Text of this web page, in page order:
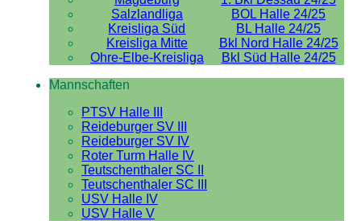
Salzlandliga
BOL Halle 24/25
Kreisliga Süd
BL Halle 24/25
Kreisliga Mitte
Bkl Nord Halle 24/25
Ohre-Elbe-Kreisliga
Bkl Süd Halle 24/25
Mannschaften
PTSV Halle III
Reideburger SV III
Reideburger SV IV
Roter Turm Halle IV
Teutschenthaler SC II
Teutschenthaler SC III
USV Halle IV
USV Halle V